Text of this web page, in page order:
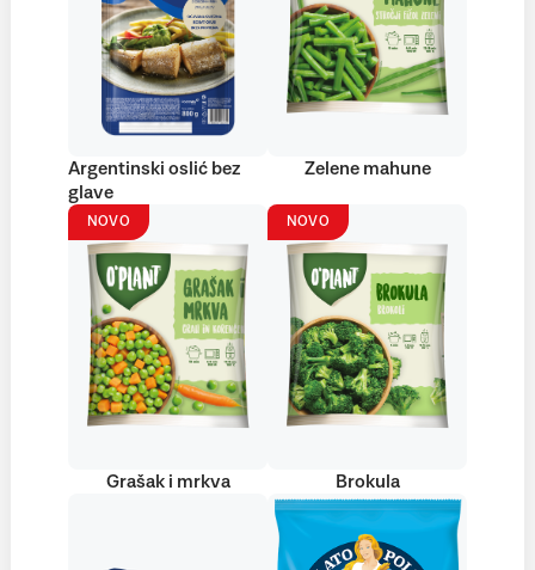
Argentinski oslić bez
glave
Zelene mahune
NOVO
Grašak i mrkva
NOVO
Brokula